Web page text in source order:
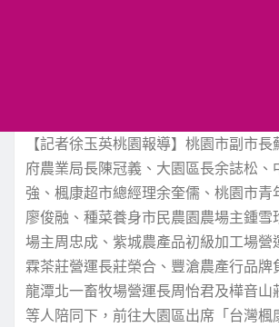
【記者徐玉英桃園報導】桃園市副市
府農業局長陳冠義、大園區長余誌松、
強、楓康超市總經理余奎儒、桃園市青
廖俊融、種菜養身市民農園農場主鍾雪
場主周忠成、紫城農產品初級加工場營
霖茶莊營運長莊榮合、豐滄農產行品牌
龍潭北一畜牧場營運長周怡君及樺音山
等人陪同下，前往大園區出席「台灣楓